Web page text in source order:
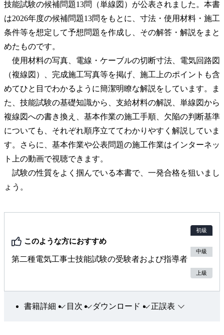
技能試験の候補問題13問（単線図）が公表されました。本書
は2026年度の候補問題13問をもとに、寸法・使用材料・施工
条件等を想定して予想問題を作成し、その解答・解説をまと
めたものです。
使用材料の写真、電線・ケーブルの切断寸法、電気回路図
（複線図）、完成施工写真等を掲げ、施工上のポイントも含
めてひと目でわかるように簡潔明瞭な解説をしています。ま
た、技能試験の基礎知識から、支給材料の解説、単線図から
複線図への書き換え、基本作業の施工手順、欠陥の判断基準
についても、それぞれ順序立ててわかりやすく解説していま
す。さらに、基本作業や公表問題の施工作業はインターネッ
ト上の動画で視聴できます。
試験の性質をよく掴んでいる本書で、一発合格を狙いまし
ょう。
このような方におすすめ
第二種電気工事士技能試験の受験者および指導者
初級
中級
上級
書籍詳細 目次 ダウンロード 正誤表